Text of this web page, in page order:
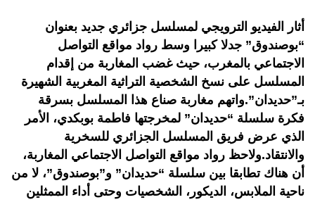
أثار الفيديو الترويجي لمسلسل جزائري جديد بعنوان
“بوصندوق” جدلا كبيرا وسط رواد مواقع التواصل
الاجتماعي بالمغرب، حيث غضب المغاربة من إقدام
المسلسل على نسخ الشخصية التراثية المغربية الشهيرة
بـ”حديدان”.واتهم مغاربة صناع هذا المسلسل بسرقة
فكرة سلسلة “حديدان” لمخرجتها فاطمة بوبكدي، الأمر
الذي عرض فريق المسلسل الجزائري للسخرية
والانتقاد.ولاحظ رواد مواقع التواصل الاجتماعي المغاربة،
أن هناك تطابقا بين سلسلة “حديدان” و”بوصندوق”، لا من
ناحية الملابس، الديكور، الشخصيات وحتى أداء الممثلين